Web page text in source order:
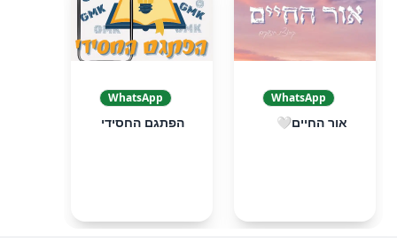
WhatsApp
אור החיים🤍
WhatsApp
הפתגם החסידי